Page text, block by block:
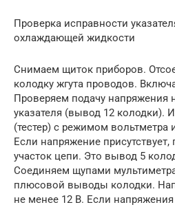
Проверка исправности
охлаждающей жидкости
Снимаем щиток приборов.
колодку жгута проводов.
Проверяем подачу
указателя (вывод 12 колодки).
(тестер) с режимом
Если напряжение
участок цепи. Это вывод 5
Соединяем щупами
плюсовой выводы колодки.
не менее 12 В. Если